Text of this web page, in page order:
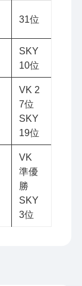
31位
SKY
10位
VK 2
7位
SKY
19位
VK
準優
勝
SKY
3位